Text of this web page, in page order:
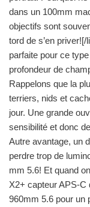
dans un 100mm
objectifs sont
tord de s’en priver![/
parfaite pour ce
profondeur de
Rappelons que la
terriers, nids et
jour. Une grande
sensibilité et donc
Autre avantage, un
perdre trop de
mm 5.6! Et quand
X2+ capteur APS-C
960mm 5.6 pour un